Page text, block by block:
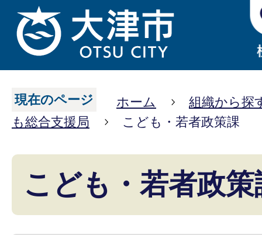
現在のページ ホーム
組織から探
も総合支援局
こども・若者政策課
こども・若者政策